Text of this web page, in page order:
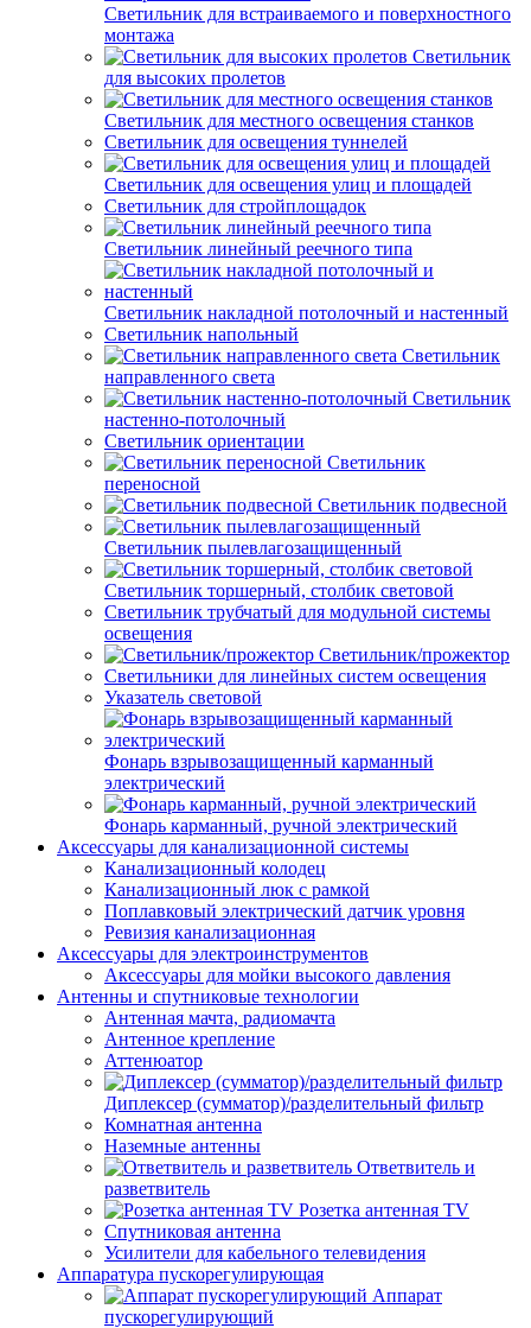
Светильник для встраиваемого и поверхностного
монтажа
Светильник
для высоких пролетов
Светильник для местного освещения станков
Светильник для освещения туннелей
Светильник для освещения улиц и площадей
Светильник для стройплощадок
Светильник линейный реечного типа
Светильник накладной потолочный и настенный
Светильник напольный
Светильник
направленного света
Светильник
настенно-потолочный
Светильник ориентации
Светильник
переносной
Светильник подвесной
Светильник пылевлагозащищенный
Светильник торшерный, столбик световой
Светильник трубчатый для модульной системы
освещения
Светильник/прожектор
Светильники для линейных систем освещения
Указатель световой
Фонарь взрывозащищенный карманный
электрический
Фонарь карманный, ручной электрический
Аксессуары для канализационной системы
Канализационный колодец
Канализационный люк с рамкой
Поплавковый электрический датчик уровня
Ревизия канализационная
Аксессуары для электроинструментов
Аксессуары для мойки высокого давления
Антенны и спутниковые технологии
Антенная мачта, радиомачта
Антенное крепление
Аттенюатор
Диплексер (сумматор)/разделительный фильтр
Комнатная антенна
Наземные антенны
Ответвитель и
разветвитель
Розетка антенная TV
Спутниковая антенна
Усилители для кабельного телевидения
Аппаратура пускорегулирующая
Аппарат
пускорегулирующий